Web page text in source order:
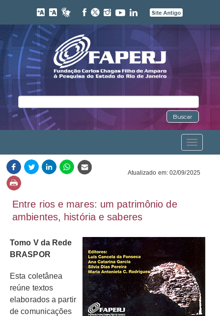
Buscar
Toggle
navigation
Atualizado em: 02/09/2025
Entre rios e mares: um patrimônio de
ambientes, história e saberes
Tomo V da Rede
BRASPOR
Esta coletânea
reúne textos
elaborados a partir
de comunicações